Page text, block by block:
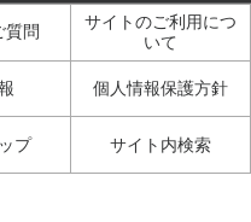
ガイド（マンガ）
質問
サイトのご利用につ
いて
個人情報保護方針
プ サイト内検索